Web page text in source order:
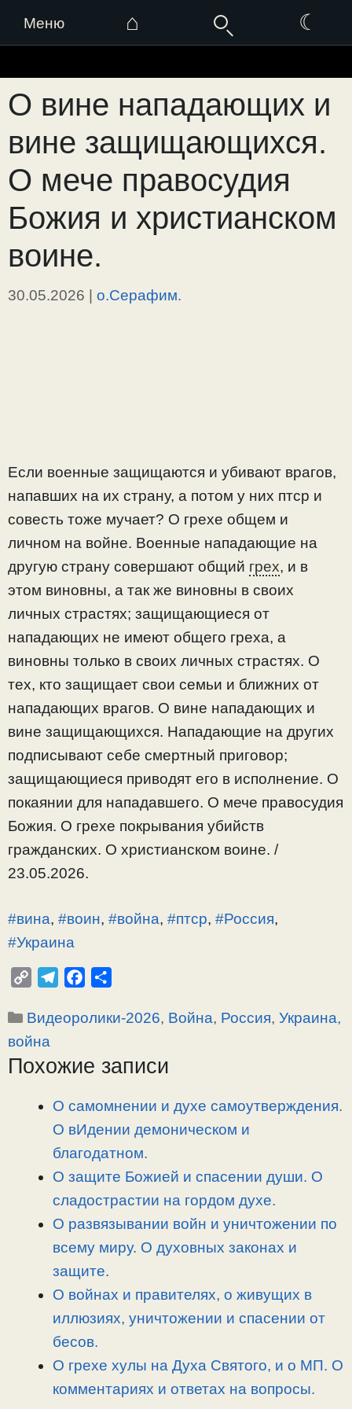
Меню ⌂ ☾
к
содержимому
О вине нападающих и
вине защищающихся.
О мече правосудия
Божия и христианском
воине.
30.05.2026 | о.Серафим.
Если военные защищаются и убивают врагов,
напавших на их страну, а потом у них птср и
совесть тоже мучает? О грехе общем и
личном на войне. Военные нападающие на
другую страну совершают общий грех, и в
этом виновны, а так же виновны в своих
личных страстях; защищающиеся от
нападающих не имеют общего греха, а
виновны только в своих личных страстях. О
тех, кто защищает свои семьи и ближних от
нападающих врагов. О вине нападающих и
вине защищающихся. Нападающие на других
подписывают себе смертный приговор;
защищающиеся приводят его в исполнение. О
покаянии для нападавшего. О мече правосудия
Божия. О грехе покрывания убийств
гражданских. О христианском воине. /
23.05.2026.
#вина, #воин, #война, #птср, #Россия,
#Украина
p
y
L
l
g
a
c
b
п
а
Рубрики
Видеоролики-2026, Война, Россия,Украина,
война
Похожие записи
О самомнении и духе самоутверждения.
О вИдении демоническом и
благодатном.
О защите Божией и спасении души. О
сладострастии на гордом духе.
О развязывании войн и уничтожении по
всему миру. О духовных законах и
защите.
О войнах и правителях, о живущих в
иллюзиях, уничтожении и спасении от
бесов.
О грехе хулы на Духа Святого, и о МП. О
комментариях и ответах на вопросы.